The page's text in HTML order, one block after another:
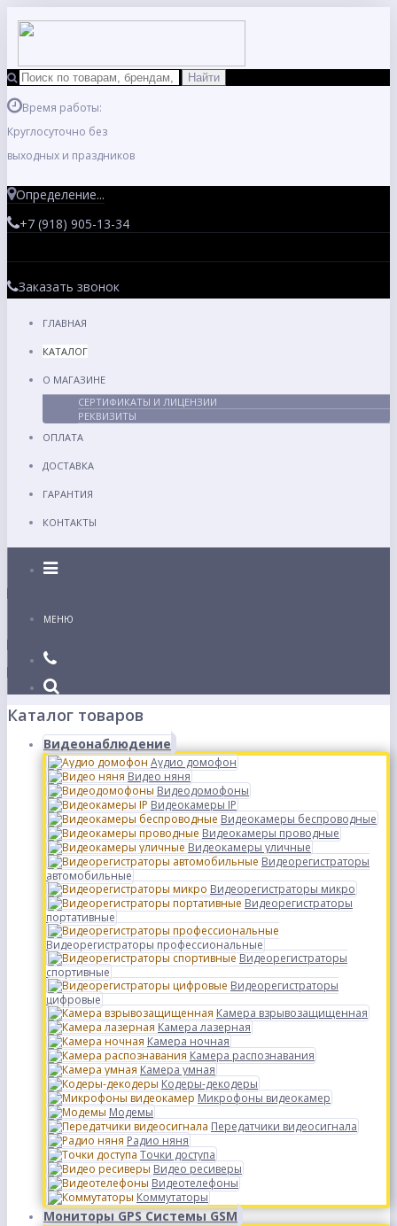
Время работы:
Круглосуточно без
выходных и праздников
Определение...
+7 (918) 905-13-34
Заказать звонок
ГЛАВНАЯ
КАТАЛОГ
О МАГАЗИНЕ
СЕРТИФИКАТЫ И ЛИЦЕНЗИИ
РЕКВИЗИТЫ
ОПЛАТА
ДОСТАВКА
ГАРАНТИЯ
КОНТАКТЫ
Каталог
МЕНЮ
Каталог товаров
Видеонаблюдение
Аудио домофон
Видео няня
Видеодомофоны
Видеокамеры IP
Видеокамеры беспроводные
Видеокамеры проводные
Видеокамеры уличные
Видеорегистраторы
автомобильные
Видеорегистраторы микро
Видеорегистраторы
портативные
Видеорегистраторы профессиональные
Видеорегистраторы
спортивные
Видеорегистраторы
цифровые
Камера взрывозащищенная
Камера лазерная
Камера ночная
Камера распознавания
Камера умная
Кодеры-декодеры
Микрофоны видеокамер
Модемы
Передатчики видеосигнала
Радио няня
Точки доступа
Видео ресиверы
Видеотелефоны
Коммутаторы
Мониторы GPS Системы GSM